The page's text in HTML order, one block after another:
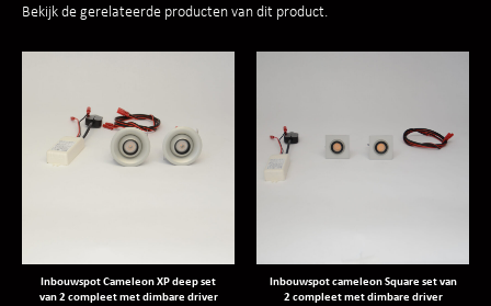
Bekijk de gerelateerde producten van dit product.
Inbouwspot Cameleon XP deep set
van 2 compleet met dimbare driver
Inbouwspot cameleon Square set van
2 compleet met dimbare driver